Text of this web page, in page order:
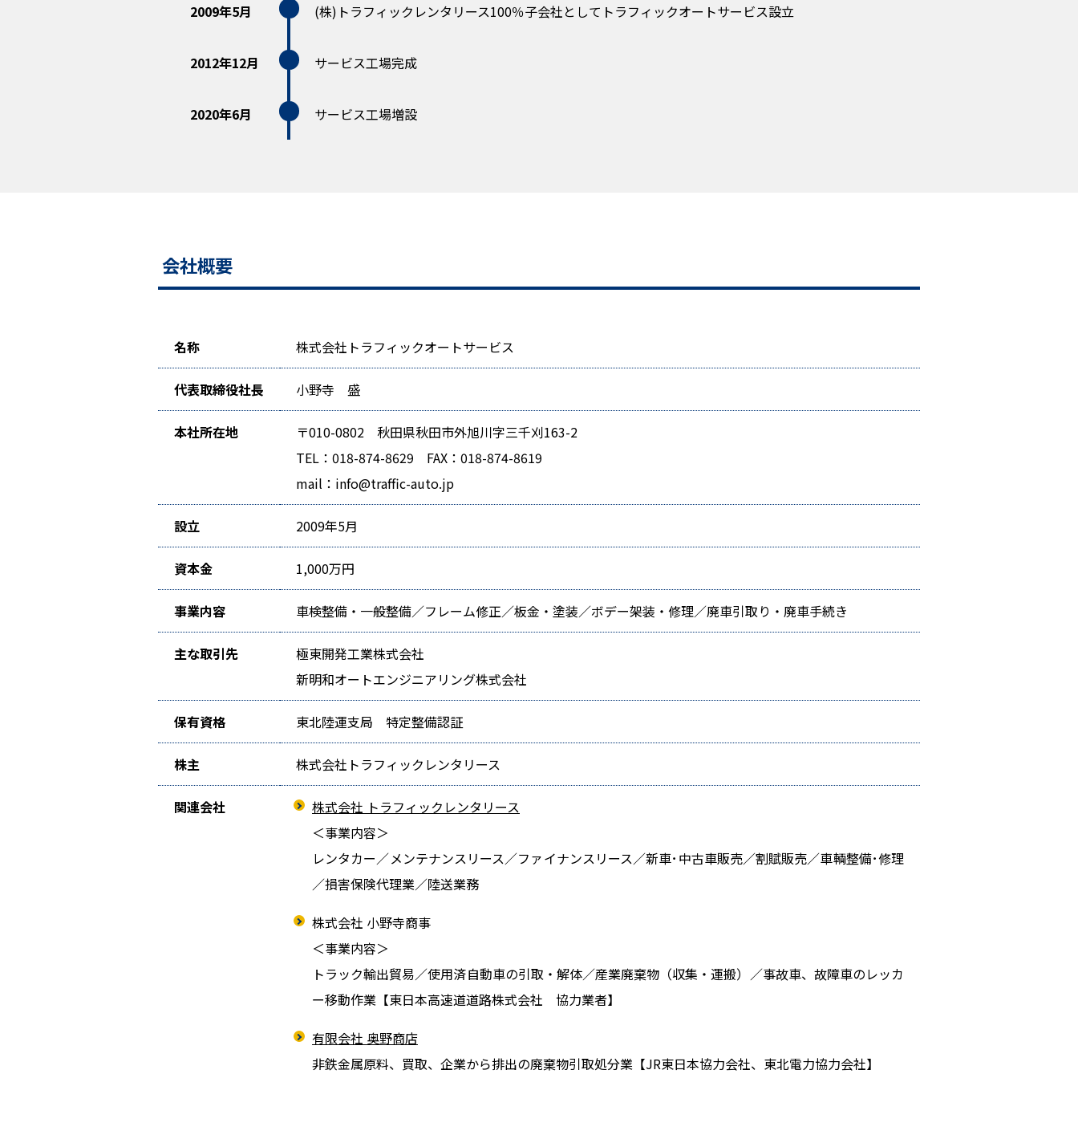
2009年5月 (株)トラフィックレンタリース100％子会社としてトラフィックオートサービス設立
2012年12月 サービス工場完成
2020年6月 サービス工場増設
会社概要
名称 株式会社トラフィックオートサービス
代表取締役社長 小野寺 盛
本社所在地
〒010-0802 秋田県秋田市外旭川字三千刈163-2
TEL：018-874-8629 FAX：018-874-8619
mail：info@traffic-auto.jp
設立 2009年5月
資本金 1,000万円
事業内容 車検整備・一般整備／フレーム修正／板金・塗装／ボデー架装・修理／廃車引取り・廃車手続き
主な取引先
極東開発工業株式会社
新明和オートエンジニアリング株式会社
保有資格 東北陸運支局 特定整備認証
株主 株式会社トラフィックレンタリース
関連会社
株式会社 トラフィックレンタリース
＜事業内容＞
レンタカー／メンテナンスリース／ファイナンスリース／新車･中古車販売／割賦販売／車輌整備･修理
／損害保険代理業／陸送業務
株式会社 小野寺商事
＜事業内容＞
トラック輸出貿易／使用済自動車の引取・解体／産業廃棄物（収集・運搬）／事故車、故障車のレッカ
ー移動作業【東日本高速道道路株式会社 協力業者】
有限会社 奥野商店
非鉄金属原料、買取、企業から排出の廃棄物引取処分業【JR東日本協力会社、東北電力協力会社】